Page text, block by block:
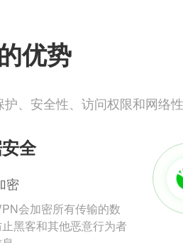
优势
、安全性、访问权限和网络
全
密
会加密所有传输的数
黑客和其他恶意行为者